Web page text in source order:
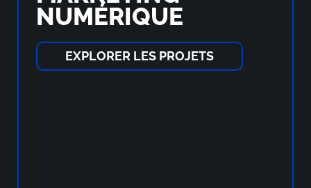
NUMÉRIQUE
EXPLORER LES PROJETS